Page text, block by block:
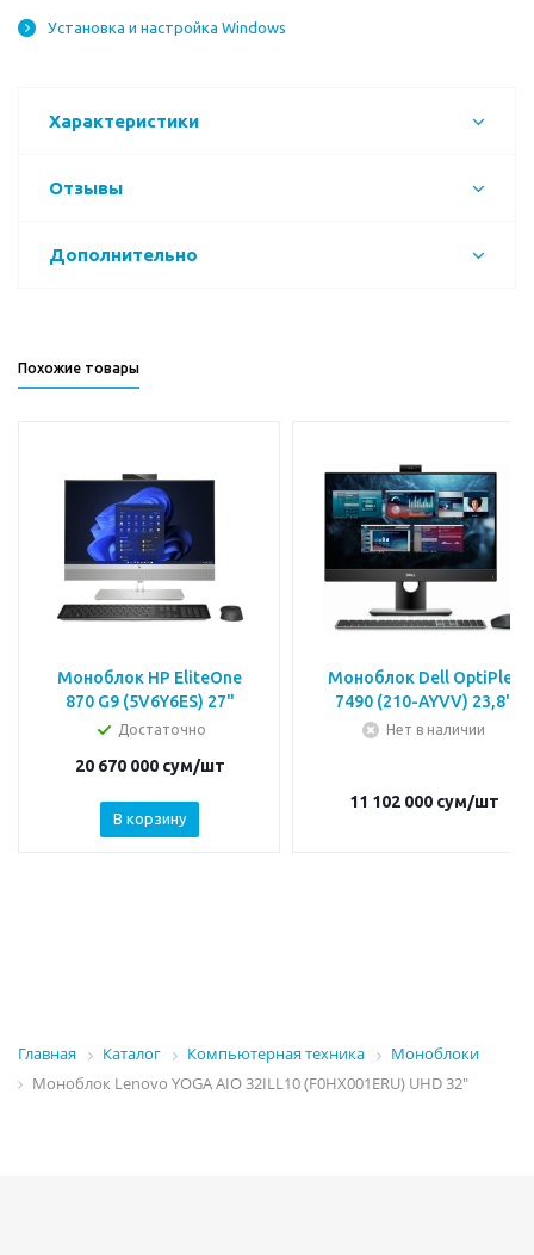
Установка и настройка Windows
Характеристики
Отзывы
Дополнительно
Похожие товары
Моноблок HP EliteOne
870 G9 (5V6Y6ES) 27"
Достаточно
20 670 000сум/шт
В корзину
Моноблок Dell OptiPlex
7490 (210-AYVV) 23,8"
Нет в наличии
11 102 000сум/шт
Главная Каталог Компьютерная техника
Моноблоки
Моноблок Lenovo YOGA AIO 32ILL10 (F0HX001ERU) UHD 32"